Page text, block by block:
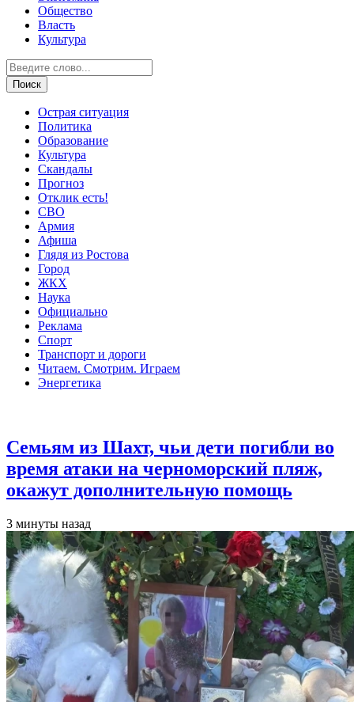
Общество
Власть
Культура
Острая ситуация
Политика
Образование
Культура
Скандалы
Прогноз
Отклик есть!
СВО
Армия
Афиша
Глядя из Ростова
Город
ЖКХ
Наука
Официально
Реклама
Спорт
Транспорт и дороги
Читаем. Смотрим. Играем
Энергетика
Семьям из Шахт, чьи дети погибли во
время атаки на черноморский пляж,
окажут дополнительную помощь
3 минуты назад